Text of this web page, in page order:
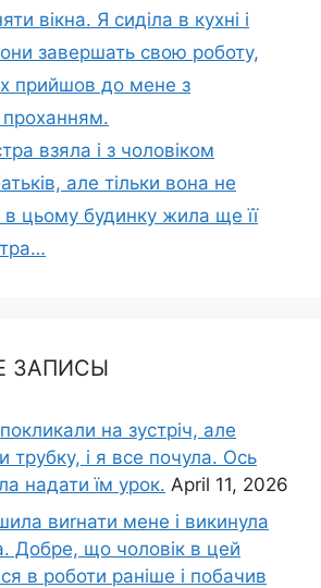
вікна. Я сиділа в кухні і
завершать свою роботу,
прийшов до мене з
взяла і з чоловіком
але тільки вона не
цьому будинку жила ще її
ЗАПИСЫ
на зустріч, але
трубку, і я все почула. Ось
надати їм урок. April 11, 2026
виrнати мене і викинула
Добре, що чоловік в цей
в роботи раніше і побачив